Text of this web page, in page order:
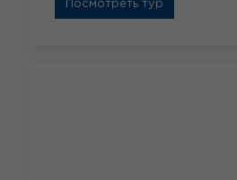
Посмотреть тур